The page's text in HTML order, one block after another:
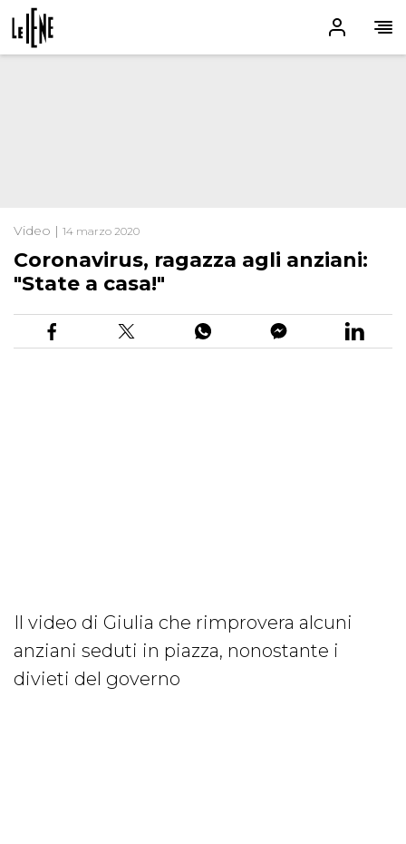
Video | 14 marzo 2020
Coronavirus, ragazza agli anziani:
"State a casa!"
Il video di Giulia che rimprovera alcuni
anziani seduti in piazza, nonostante i
divieti del governo